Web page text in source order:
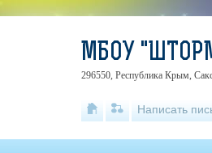
МБОУ
296550, Республика Крым,
Написать